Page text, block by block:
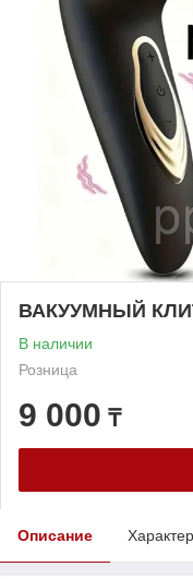
ВАКУУМНЫЙ
В наличии
Розница
9 000 ₸
Описание